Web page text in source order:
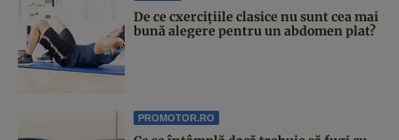
De ce cxercițiile clasice nu sunt cea mai
bună alegere pentru un abdomen plat?
PROMOTOR.RO